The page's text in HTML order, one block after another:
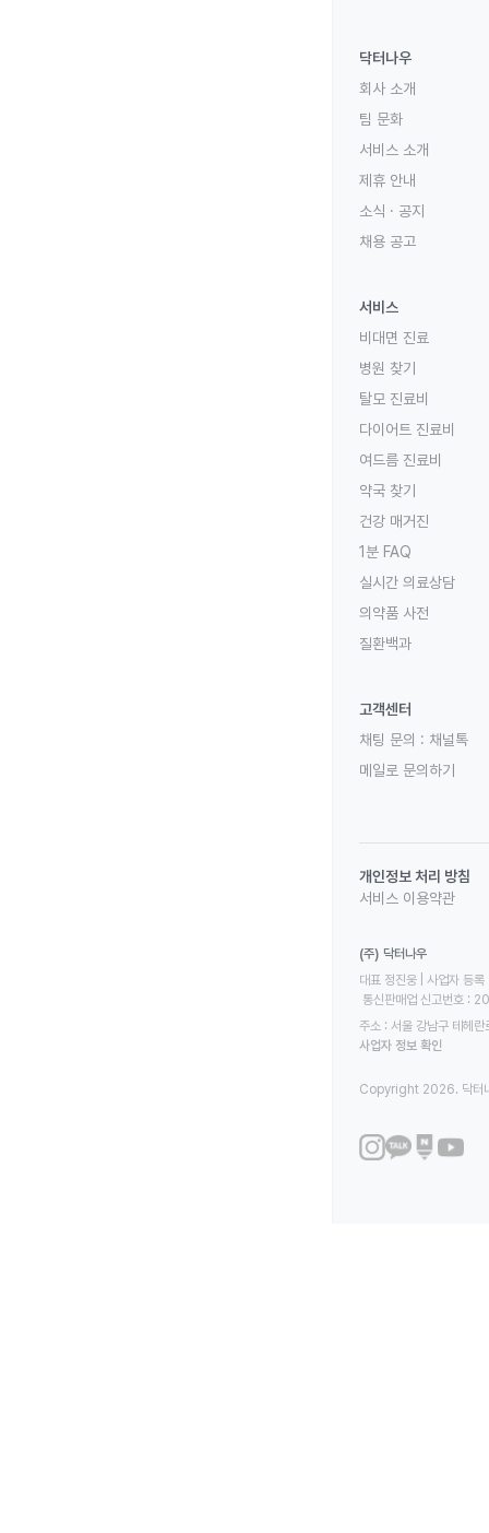
닥터나우
회사 소개
팀 문화
서비스 소개
제휴 안내
소식 · 공지
채용 공고
서비스
비대면 진료
병원 찾기
탈모 진료비
다이어트 진료비
여드름 진료비
약국 찾기
건강 매거진
1분 FAQ
실시간 의료상담
의약품 사전
질환백과
고객센터
채팅 문의 : 채널톡
메일로 문의하기
개인정보 처리 방침
서비스 이용약관
(주) 닥터나우
대표 정진웅 | 사업자
통신판매업 신고번호
주소 : 서울 강남구 테헤
사업자 정보 확인
Copyright 2026. 닥터